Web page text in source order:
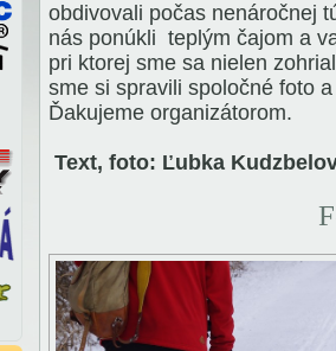
obdivovali počas nenáročnej
nás ponúkli teplým čajom a
pri ktorej sme sa nielen
sme si spravili spoločné foto
Ďakujeme organizátorom.
Text, foto: Ľubka